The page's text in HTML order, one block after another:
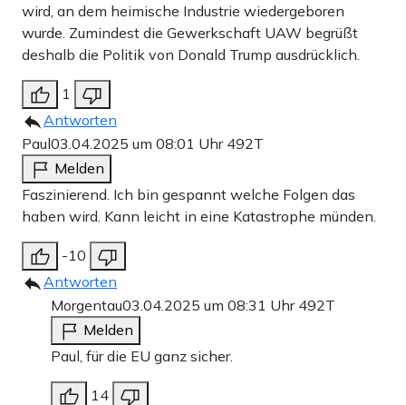
wird, an dem heimische Industrie wiedergeboren
wurde. Zumindest die Gewerkschaft UAW begrüßt
deshalb die Politik von Donald Trump ausdrücklich.
1
Antworten
Paul03.04.2025 um 08:01 Uhr 492T
Melden
Faszinierend. Ich bin gespannt welche Folgen das
haben wird. Kann leicht in eine Katastrophe münden.
-10
Antworten
Morgentau03.04.2025 um 08:31 Uhr 492T
Melden
Paul, für die EU ganz sicher.
14